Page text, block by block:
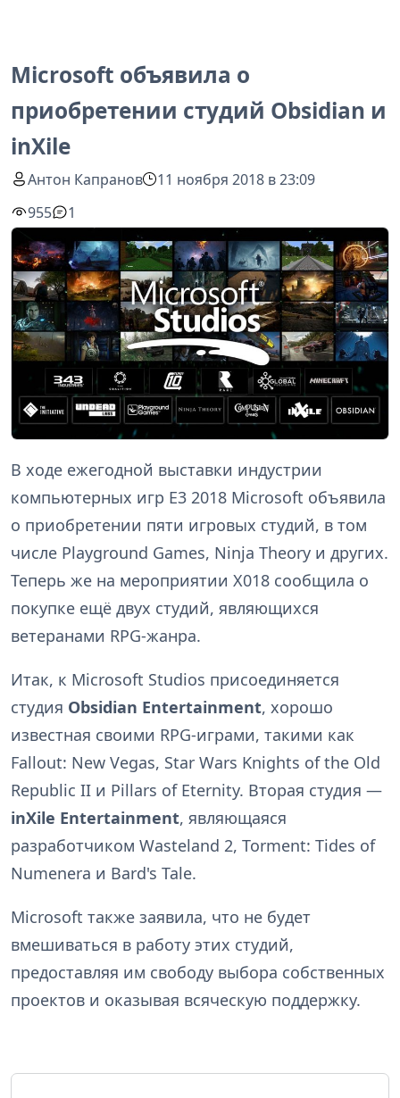
Microsoft объявила о
приобретении студий Obsidian и
inXile
Антон Капранов
11 ноября 2018 в 23:09
955
1
В ходе ежегодной выставки индустрии
компьютерных игр E3 2018 Microsoft объявила
о приобретении пяти игровых студий, в том
числе Playground Games, Ninja Theory и других.
Теперь же на мероприятии X018 сообщила о
покупке ещё двух студий, являющихся
ветеранами RPG-жанра.
Итак, к Microsoft Studios присоединяется
студия Obsidian Entertainment, хорошо
известная своими RPG-играми, такими как
Fallout: New Vegas, Star Wars Knights of the Old
Republic II и Pillars of Eternity. Вторая студия —
inXile Entertainment, являющаяся
разработчиком Wasteland 2, Torment: Tides of
Numenera и Bard's Tale.
Microsoft также заявила, что не будет
вмешиваться в работу этих студий,
предоставляя им свободу выбора собственных
проектов и оказывая всяческую поддержку.